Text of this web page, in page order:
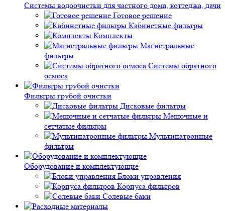
Системы водоочистки для частного дома, коттеджа, дачи
Готовое решение
Кабинетные фильтры
Комплекты
Магистральные
фильтры
Системы обратного
осмоса
Фильтры грубой очистки
Дисковые фильтры
Мешочные и
сетчатые фильтры
Мультипатронные
фильтры
Оборудование и комплектующие
Блоки управления
Корпуса фильтров
Солевые баки